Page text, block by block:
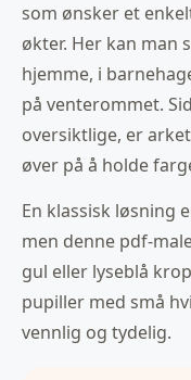
som ønsker et
økter. Her kan man
hjemme, i
på venterommet.
oversiktlige, er
øver på å holde
En klassisk løsning
men denne pdf-
gul eller lyseblå
pupiller med små
vennlig og tydelig.